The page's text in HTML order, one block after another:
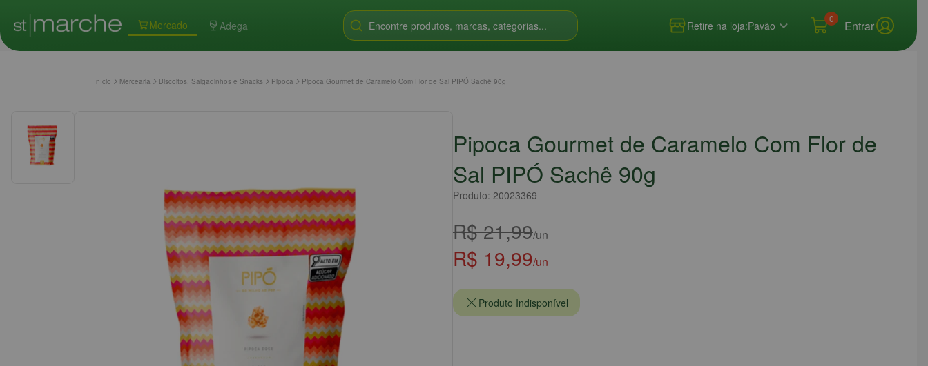
Mercado Adega Encontre produtos, marcas, categorias... Retire na loja:Pavão
0 Entrar
Início Mercearia Biscoitos, Salgadinhos e Snacks Pipoca Pipoca Gourmet de Caramelo Com Flor de Sal PIPÓ Sachê 90g
Pipoca Gourmet de Caramelo Com Flor de
Sal PIPÓ Sachê 90g
Produto: 20023369
R$ 21,99/un
R$ 19,99/un
Produto Indisponível